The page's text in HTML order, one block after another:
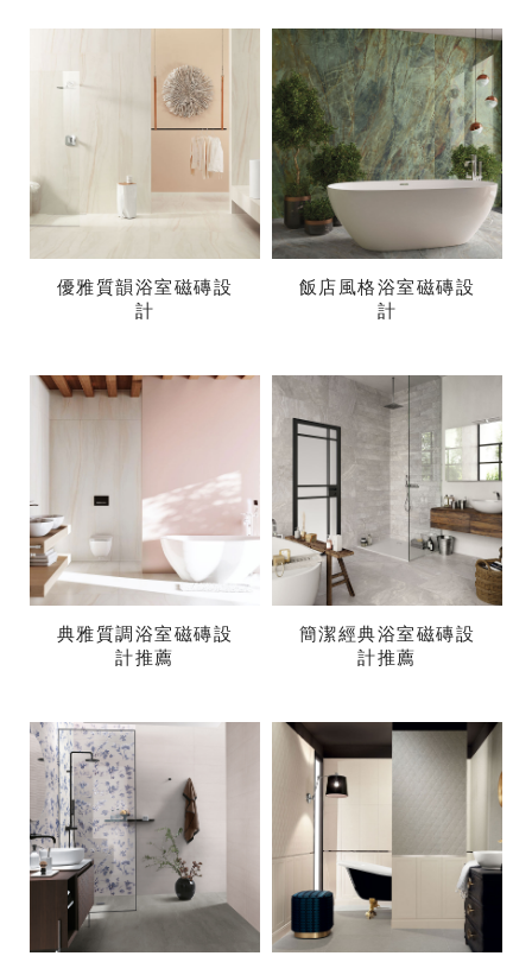
優雅質韻浴室磁磚設
計
飯店風格浴室磁磚設
計
典雅質調浴室磁磚設
計推薦
簡潔經典浴室磁磚設
計推薦